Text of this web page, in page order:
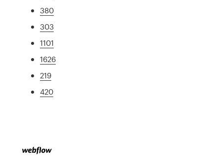
380
303
1101
1626
219
420